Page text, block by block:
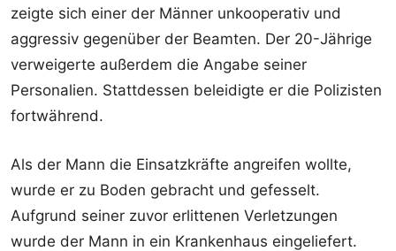
zeigte sich einer der Männer unkooperativ und
aggressiv gegenüber der Beamten. Der 20-Jährige
verweigerte außerdem die Angabe seiner
Personalien. Stattdessen beleidigte er die Polizisten
fortwährend.
Als der Mann die Einsatzkräfte angreifen wollte,
wurde er zu Boden gebracht und gefesselt.
Aufgrund seiner zuvor erlittenen Verletzungen
wurde der Mann in ein Krankenhaus eingeliefert.